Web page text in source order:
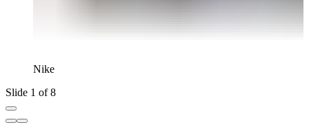
Nike
Slide 1 of 8